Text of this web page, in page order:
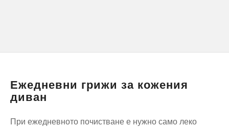
Ежедневни грижи за кожения
диван
При ежедневното почистване е нужно само леко